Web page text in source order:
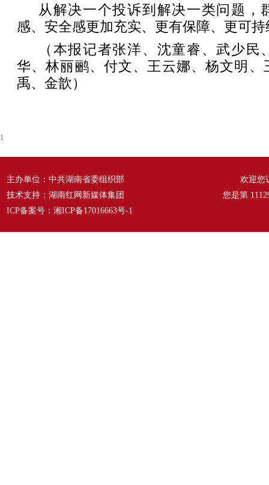
从解决一个投诉到解决一类问题，
感、安全感更加充实、更有保障、更可持
（本报记者张洋、沈童睿、武少民
华、林丽鹂、付文、王云娜、杨文明、
禹、金歆）
1
主办单位：中共湖南省委组织部
技术支持：湖南红网新媒体集团
ICP备案号： 湘ICP备17016663号-1
欢迎您
您是第